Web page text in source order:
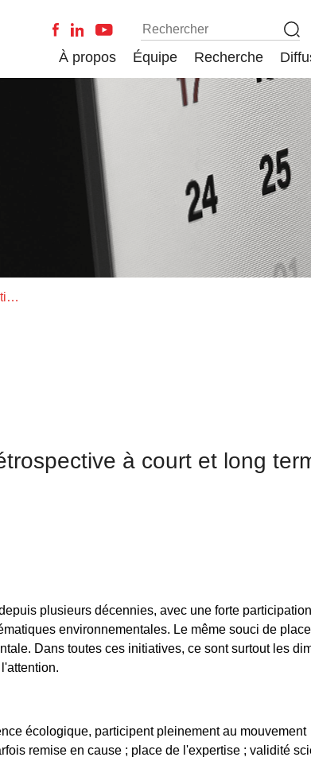
À propos Équipe Recherche
Écologie et évolution : Rétrospective à court et long terme
à court et long
plusieurs décennies, avec une forte
environnementales. Le même souci de
Dans toutes ces initiatives, ce sont surtout les
écologique, participent pleinement au mouvement
remise en cause ; place de l'expertise ; validité